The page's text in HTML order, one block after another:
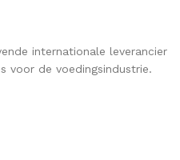
internationale leverancier
voor de voedingsindustrie.